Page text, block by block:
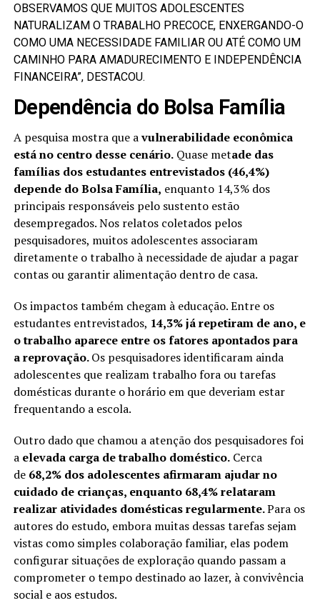
OBSERVAMOS QUE MUITOS ADOLESCENTES
NATURALIZAM O TRABALHO PRECOCE, ENXERGANDO-O
COMO UMA NECESSIDADE FAMILIAR OU ATÉ COMO UM
CAMINHO PARA AMADURECIMENTO E INDEPENDÊNCIA
FINANCEIRA”, DESTACOU.
Dependência do Bolsa Família
A pesquisa mostra que avulnerabilidade econômica
está no centro desse cenário.Quase metade das
famílias dos estudantes entrevistados (46,4%)
depende do Bolsa Família, enquanto 14,3% dos
principais responsáveis pelo sustento estão
desempregados. Nos relatos coletados pelos
pesquisadores, muitos adolescentes associaram
diretamente o trabalho à necessidade de ajudar a pagar
contas ou garantir alimentação dentro de casa.
Os impactos também chegam à educação. Entre os
estudantes entrevistados, 14,3% já repetiram de ano, e
o trabalho aparece entre os fatores apontados para
a reprovação.Os pesquisadores identificaram ainda
adolescentes que realizam trabalho fora ou tarefas
domésticas durante o horário em que deveriam estar
frequentando a escola.
Outro dado que chamou a atenção dos pesquisadores foi
a elevada carga de trabalho doméstico.Cerca
de 68,2% dos adolescentes afirmaram ajudar no
cuidado de crianças, enquanto 68,4% relataram
realizar atividades domésticas regularmente.Para os
autores do estudo, embora muitas dessas tarefas sejam
vistas como simples colaboração familiar, elas podem
configurar situações de exploração quando passam a
comprometer o tempo destinado ao lazer, à convivência
social e aos estudos.